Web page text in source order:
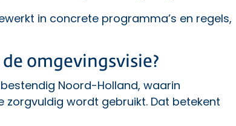
in concrete programma’s en regels,
omgevingsvisie?
Noord-Holland, waarin
wordt gebruikt. Dat betekent